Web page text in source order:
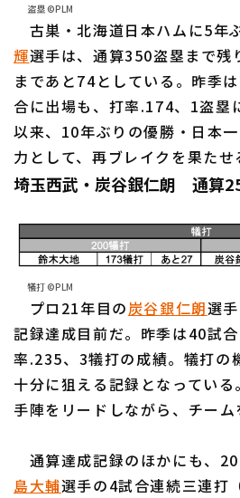
盗塁 ©PLM
古巣・北海道日本ハムに5年
輝選手は、通算350盗塁まで
まであと74としている。昨季
合に出場も、打率.174、1盗塁
以来、10年ぶりの優勝・日本
力として、再ブレイクを果たせ
埼玉西武・炭谷銀仁朗 通算
犠打 ©PLM
プロ21年目の炭谷銀仁朗選
記録達成目前だ。昨季は40試
率.235、3犠打の成績。犠打の
十分に狙える記録となってい
手陣をリードしながら、チーム
通算達成記録のほかにも、
島大輔選手の4試合連続三連打